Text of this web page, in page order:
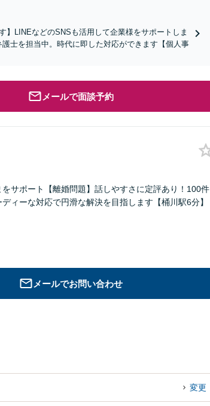
】LINEなどのSNSも活用して企業様をサポートしま
士を担当中。時代に即した対応ができます【個人事
メールで面談予約
サポート【離婚問題】話しやすさに定評あり！100件
ィーな対応で円滑な解決を目指します【桶川駅6分】
メールでお問い合わせ
変更